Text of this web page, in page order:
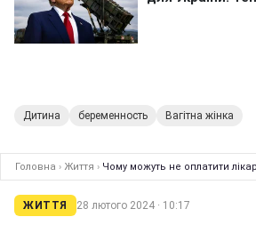
Дитина беременность Вагітна жінка
Головна › Життя › Чому можуть не оплатити
ЖИТТЯ 28 лютого 2024 · 10:17